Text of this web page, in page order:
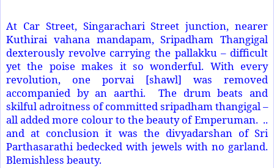
At Car Street, Singarachari Street junction, nearer
Kuthirai vahana mandapam, Sripadham Thangigal
dexterously revolve carrying the pallakku – difficult
yet the poise makes it so wonderful. With every
revolution, one porvai [shawl] was removed
accompanied by an aarthi. The drum beats and
skilful adroitness of committed sripadham thangigal –
all added more colour to the beauty of Emperuman. ..
and at conclusion it was the divyadarshan of Sri
Parthasarathi bedecked with jewels with no garland.
Blemishless beauty.